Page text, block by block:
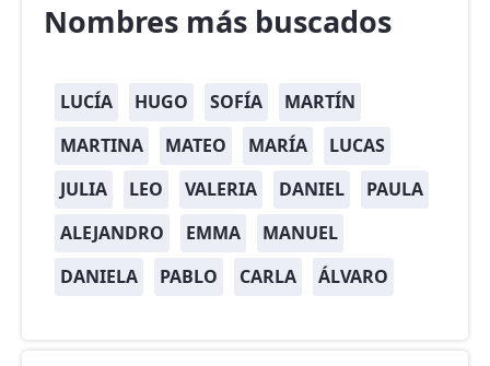
Nombres más buscados
LUCÍA HUGO SOFÍA
MARTÍN
MARTINA
MATEO MARÍA
LUCAS
JULIA
LEO VALERIA DANIEL
PAULA
ALEJANDRO
EMMA
MANUEL
DANIELA
PABLO CARLA ÁLVARO